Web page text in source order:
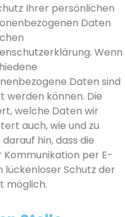
Ihrer persönlichen
Daten
Wenn
Daten sind
werden können. Die
welche Daten wir
auch, wie und zu
hin, dass die
per E-
lückenloser Schutz der
möglich.